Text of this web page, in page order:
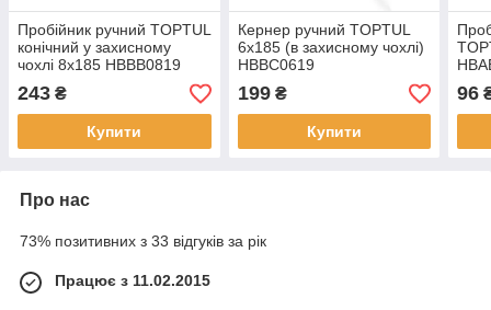
Пробійник ручний TOPTUL
конічний у захисному
чохлі 8x185 HBBB0819
243 ₴
Купити
Кернер ручний TOPTUL
6x185 (в захисному чохлі)
HBBC0619
199₴
Купити
96
Про нас
73% позитивних з 33 відгуків за рік
Працює з 11.02.2015